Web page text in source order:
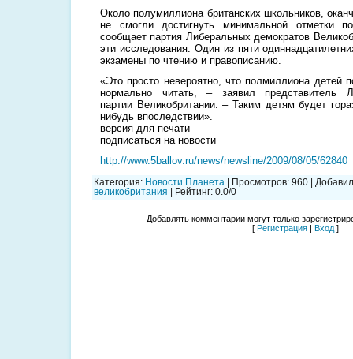
Около полумиллиона британских школьников,
не смогли достигнуть минимальной отметки
сообщает партия Либеральных демократов
эти исследования. Один из пяти
экзамены по чтению и правописанию.
«Это просто невероятно, что полмиллиона детей
нормально читать, – заявил представитель
партии Великобритании. – Таким детям будет
нибудь впоследствии».
версия для печати
подписаться на новости
http://www.5ballov.ru/news/newsline/2009/08/05/62840
Категория: Новости Планета Просмотров: 960
Добавил
великобритания
Рейтинг: 0.0/0
Добавлять комментарии могут только
[ Регистрация | Вход ]